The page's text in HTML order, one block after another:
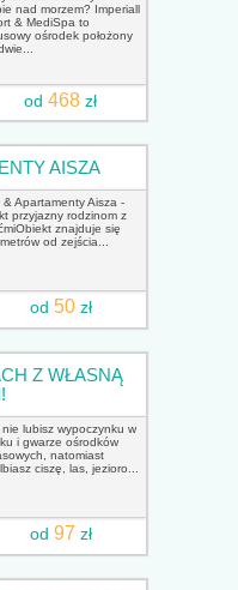
nad morzem? Imperiall
& MediSpa to
ośrodek położony
od468 zł
AISZA
& Apartamenty Aisza -
przyjazny rodzinom z
znajduje się
od zejścia...
od 50zł
Z WŁASNĄ
nie lubisz wypoczynku w
i gwarze ośrodków
natomiast
ciszę, las, jezioro...
od 97 zł